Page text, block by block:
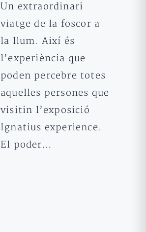
Un extraordinari
viatge de la foscor a
la llum. Així és
l’experiència que
poden percebre totes
aquelles persones que
visitin l’exposició
Ignatius experience.
El poder…